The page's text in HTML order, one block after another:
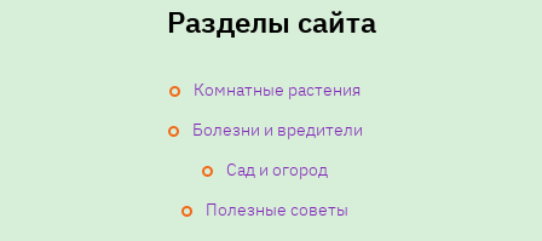
Разделы сайта
Комнатные растения
Болезни и вредители
Сад и огород
Полезные советы